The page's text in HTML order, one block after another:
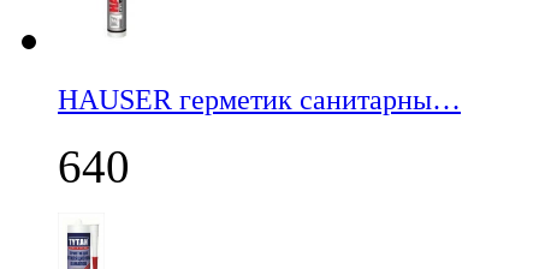
НАUSER герметик санитарны…
640